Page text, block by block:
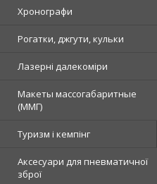
Хронографи
Рогатки, джгути, кульки
Лазерні далекоміри
Макеты массогабаритные
(ММГ)
Туризм і кемпінг
Аксесуари для пневматичної
зброї